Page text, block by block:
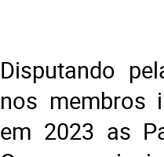
Disputando
nos membros
em 2023 as